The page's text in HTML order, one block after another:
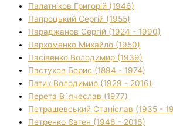
Палатніков Григорій (1946)
Папроцький Сергій (1955)
Параджанов Сергій (1924 - 1990)
Пархоменко Михайло (1950)
Пасівенко Володимир (1939)
Пастухов Борис (1894 - 1974)
Патик Володимир (1929 - 2016)
Перета В`ячеслав (1977)
Петрашевський Станіслав (1935 -
Петренко Євген (1946 - 2016)